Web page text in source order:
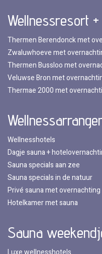
Wellnessresort
Thermen Berendonck met
Zwaluwhoeve met
Thermen Bussloo met
Veluwse Bron met
Thermae 2000 met
Wellnesshotels
Dagje sauna +
Sauna specials aan zee
Sauna specials in de natuur
Privé sauna met overnachting
Hotelkamer met sauna
Sauna